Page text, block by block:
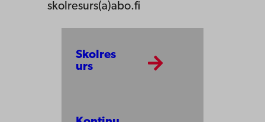
skolresurs(a)abo.fi
Skolres
urs